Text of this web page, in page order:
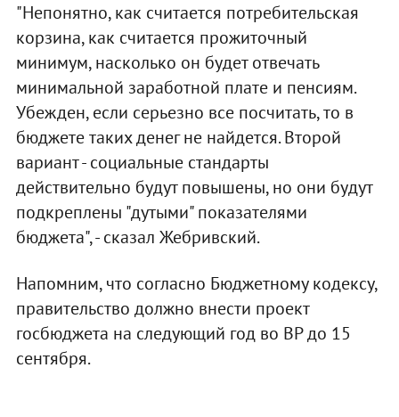
"Непонятно, как считается потребительская
корзина, как считается прожиточный
минимум, насколько он будет отвечать
минимальной заработной плате и пенсиям.
Убежден, если серьезно все посчитать, то в
бюджете таких денег не найдется. Второй
вариант - социальные стандарты
действительно будут повышены, но они будут
подкреплены "дутыми" показателями
бюджета", - сказал Жебривский.
Напомним, что согласно Бюджетному кодексу,
правительство должно внести проект
госбюджета на следующий год во ВР до 15
сентября.